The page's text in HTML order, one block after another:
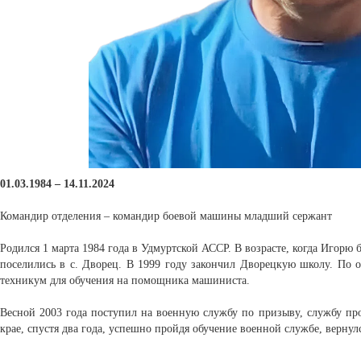
01.03.1984 – 14.11.2024
Командир отделения – командир боевой машины младший сержант
Родился 1 марта 1984 года в Удмуртской АССР. В возрасте, когда Игорю
поселились в с. Дворец. В 1999 году закончил Дворецкую школу. По
техникум для обучения на помощника машиниста.
Весной 2003 года поступил на военную службу по призыву, службу
крае, спустя два года, успешно пройдя обучение военной службе,